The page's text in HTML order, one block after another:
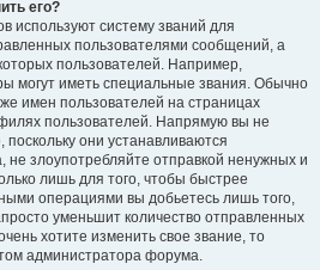
его?
используют систему званий для
пользователями сообщений, а
пользователей. Например,
могут иметь специальные звания. Обычно
имен пользователей на страницах
пользователей. Напрямую вы не
они устанавливаются
злоупотребляйте отправкой ненужных и
лишь для того, чтобы быстрее
операциями вы добьетесь лишь того,
уменьшит количество отправленных
хотите изменить свое звание, то
администратора форума.